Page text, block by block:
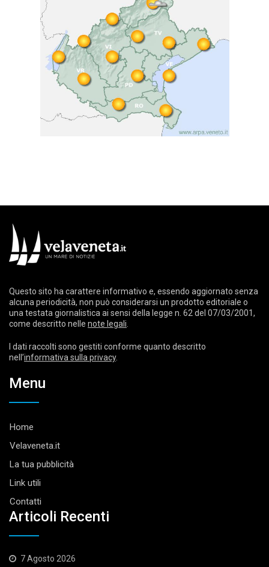
Questo sito ha carattere informativo e, essendo aggiornato senza
alcuna periodicità, non può considerarsi un prodotto editoriale o
una testata giornalistica ai sensi della legge n. 62 del 07/03/2001,
come descritto nelle note legali
I dati raccolti sono gestiti conforme quanto descritto
nell’informativa sulla privacy.
Menu
Home
Velaveneta.it
La tua pubblicità
Link utili
Contatti
Articoli Recenti
7 Agosto 2026